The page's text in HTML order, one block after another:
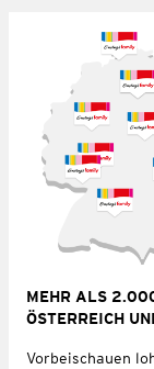
MEHR ALS
ÖSTERREICH
Vorbeischauen